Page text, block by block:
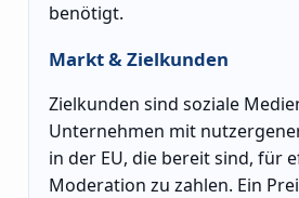
benötigt.
Markt & Zielkunden
Zielkunden sind soziale
Unternehmen mit
in der EU, die bereit sind, für
Moderation zu zahlen. Ein